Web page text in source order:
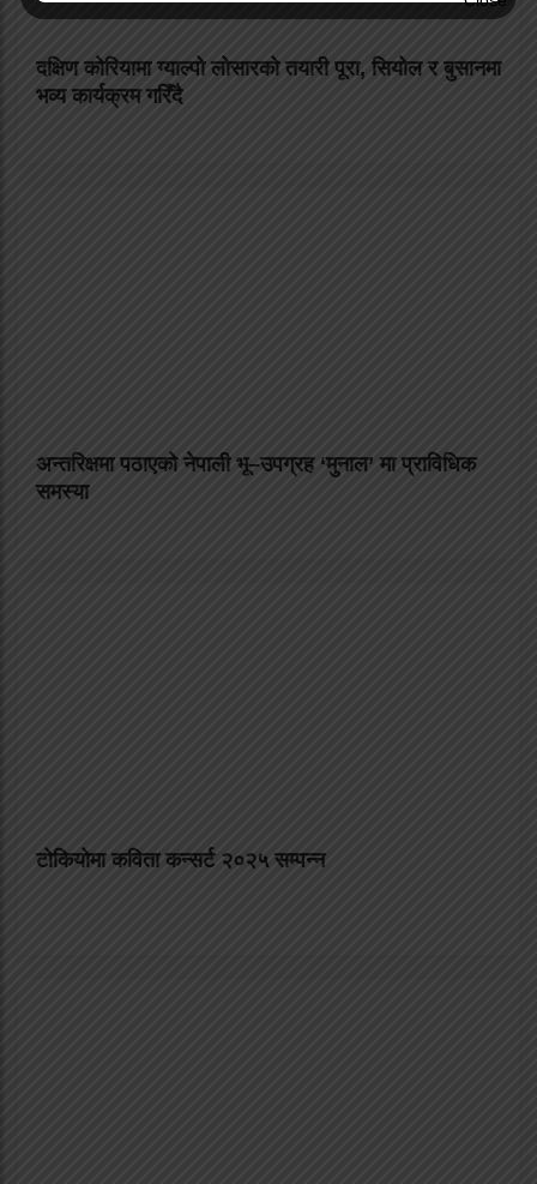
दक्षिण कोरियामा ग्याल्पो लोसारको तयारी पूरा, सियोल र बुसानमा
भव्य कार्यक्रम गरिँदै
अन्तरिक्षमा पठाएको नेपाली भू–उपग्रह ‘मुनाल’ मा प्राविधिक
समस्या
टोकियोमा कविता कन्सर्ट २०२५ सम्पन्न